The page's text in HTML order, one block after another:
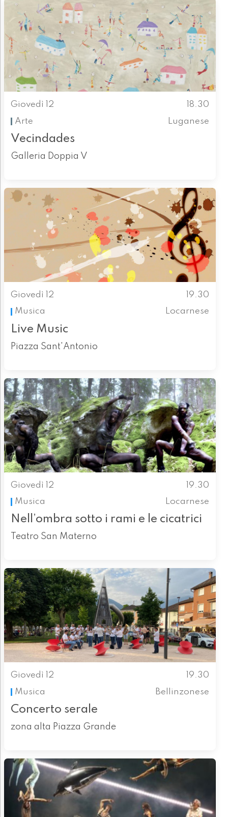
Giovedì 12
18.30
Arte
Luganese
Vecindades
Galleria Doppia V
Giovedì 12
19.30
Musica
Locarnese
Live Music
Piazza Sant'Antonio
Giovedì 12
19.30
Musica
Locarnese
Nell’ombra sotto i rami e le cicatrici
Teatro San Materno
Giovedì 12
19.30
Musica
Bellinzonese
Concerto serale
zona alta Piazza Grande